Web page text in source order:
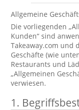
Allgemeine
Die vorliegenden
Kunden“ sind
Takeaway.com und
Geschäfte (wie
Restaurants und
„Allgemeinen
verwiesen.
1.